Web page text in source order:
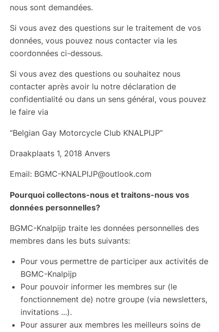
nous sont demandées.
Si vous avez des questions sur le traitement de vos
données, vous pouvez nous contacter via les
coordonnées ci-dessous.
Si vous avez des questions ou souhaitez nous
contacter après avoir lu notre déclaration de
confidentialité ou dans un sens général, vous pouvez
le faire via
“Belgian Gay Motorcycle Club KNALPIJP”
Draakplaats 1, 2018 Anvers
Email: BGMC-KNALPIJP@outlook.com
Pourquoi collectons-nous et traitons-nous vos
données personnelles?
BGMC-Knalpijp traite les données personnelles des
membres dans les buts suivants:
Pour vous permettre de participer aux activités de
BGMC-Knalpijp
Pour pouvoir informer les membres sur (le
fonctionnement de) notre groupe (via newsletters,
invitations ...).
Pour assurer aux membres les meilleurs soins de